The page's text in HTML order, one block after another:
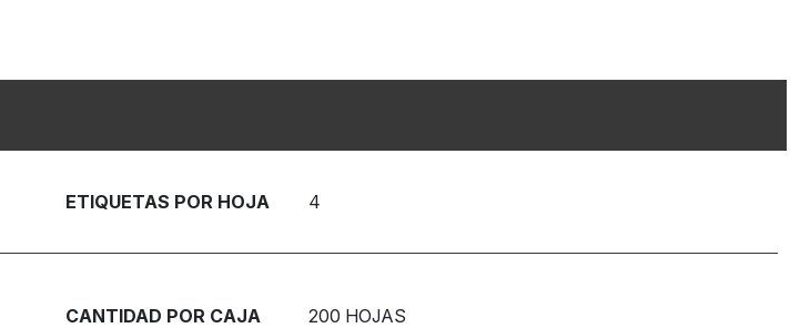
ETIQUETAS POR HOJA 4
CANTIDAD POR CAJA 200 HOJAS